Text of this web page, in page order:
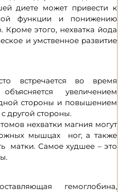
диете может привести к
функции и понижению
Кроме этого, нехватка йода
и умственное развитие
встречается во время
увеличением
стороны и повышением
другой стороны.
нехватки магния могут
мышцах ног, а также
матки. Самое худшее – это
гемоглобина,